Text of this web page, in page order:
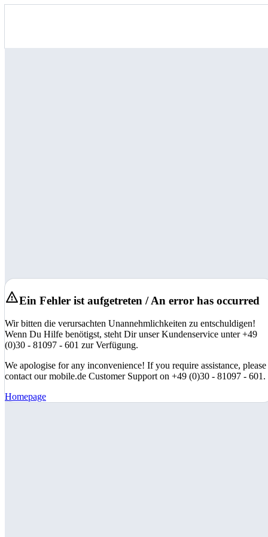
Ein Fehler ist aufgetreten / An error has occurred
Wir bitten die verursachten Unannehmlichkeiten zu entschuldigen!
Wenn Du Hilfe benötigst, steht Dir unser Kundenservice unter +49
(0)30 - 81097 - 601 zur Verfügung.
We apologise for any inconvenience! If you require assistance, please
contact our mobile.de Customer Support on +49 (0)30 - 81097 - 601.
Homepage